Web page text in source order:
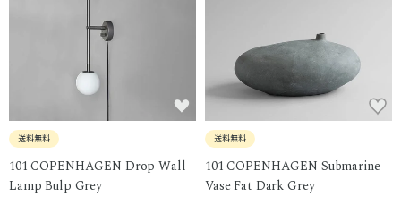
送料無料
101 COPENHAGEN Drop Wall
Lamp Bulp Grey
送料無料
101 COPENHAGEN Submarine
Vase Fat Dark Grey